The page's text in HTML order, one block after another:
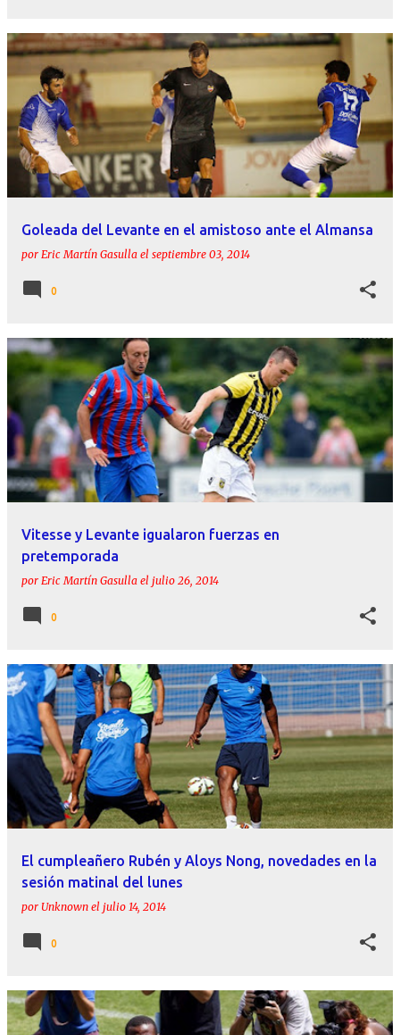
Goleada del Levante en el amistoso ante el Almansa
por Eric Martín Gasulla el septiembre 03, 2014
0
Vitesse y Levante igualaron fuerzas en
pretemporada
por Eric Martín Gasulla el julio 26, 2014
0
El cumpleañero Rubén y Aloys Nong, novedades en la
sesión matinal del lunes
por Unknown el julio 14, 2014
0